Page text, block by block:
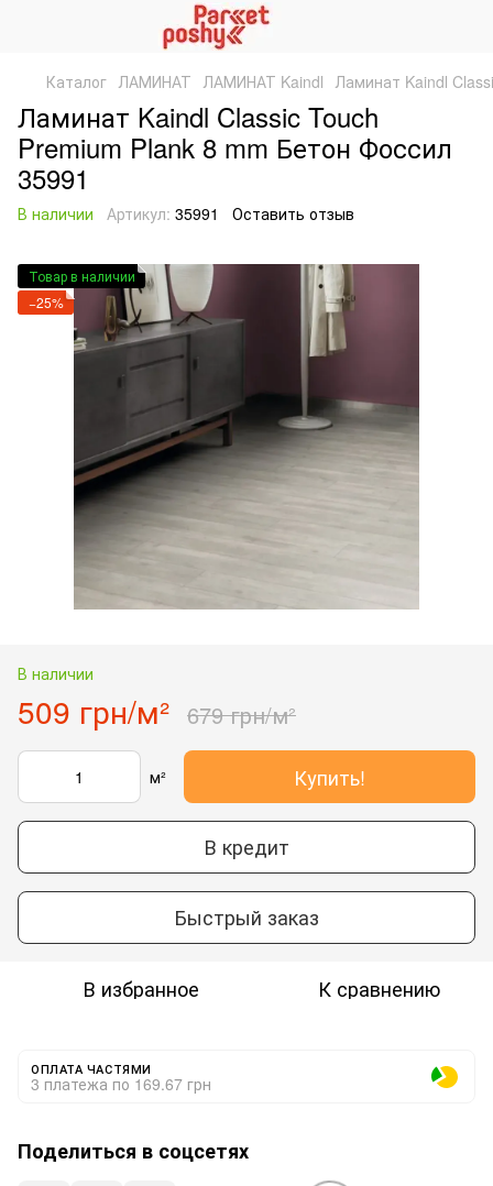
Каталог ЛАМИНАТ ЛАМИНАТ Kaindl Ламинат Kaindl
Ламинат Kaindl Classic Touch
Premium Plank 8 mm Бетон Фоссил
35991
В наличии Артикул: 35991 Оставить отзыв
Товар в наличии
−25%
В наличии
509 грн/м² 679 грн/м²
м² Купить!
В кредит
Быстрый заказ
В избранное К сравнению
ОПЛАТА ЧАСТЯМИ
3 платежа по 169.67 грн
Поделиться в соцсетях